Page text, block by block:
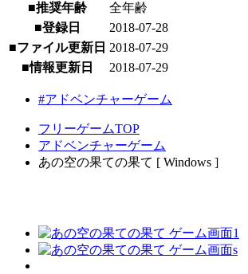
■推奨年齢
全年齢
■登録日
2018-07-28
■ファイル更新日 2018-07-29
■情報更新日
2018-07-29
#アドベンチャーゲーム
フリーゲームTOP
アドベンチャーゲーム
あの空の果ての果て [ Windows ]